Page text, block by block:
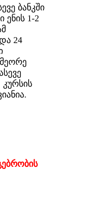
ბანკში
ენის 1-2
24
კურსის